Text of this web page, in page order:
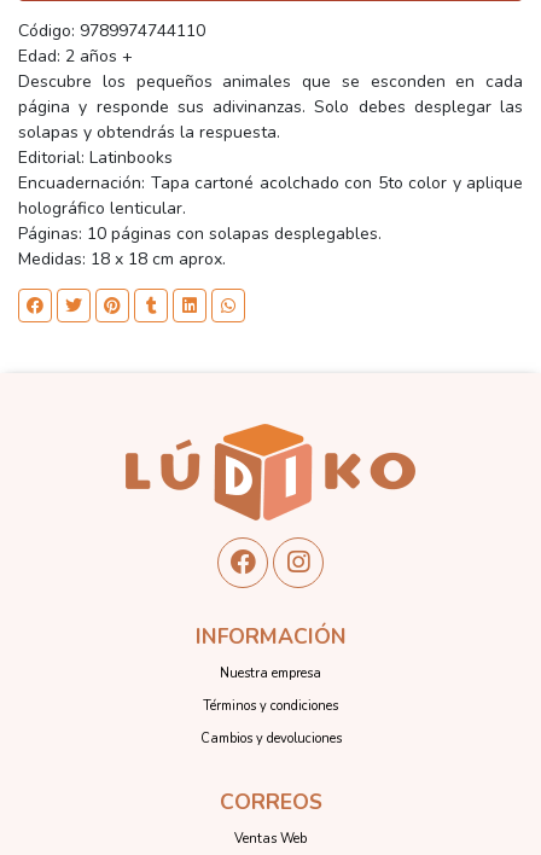
Código: 9789974744110
Edad: 2 años +
Descubre los pequeños animales que se esconden en cada
página y responde sus adivinanzas. Solo debes desplegar las
solapas y obtendrás la respuesta.
Editorial: Latinbooks
Encuadernación: Tapa cartoné acolchado con 5to color y aplique
holográfico lenticular.
Páginas: 10 páginas con solapas desplegables.
Medidas: 18 x 18 cm aprox.
INFORMACIÓN
Nuestra empresa
Términos y condiciones
Cambios y devoluciones
CORREOS
Ventas Web